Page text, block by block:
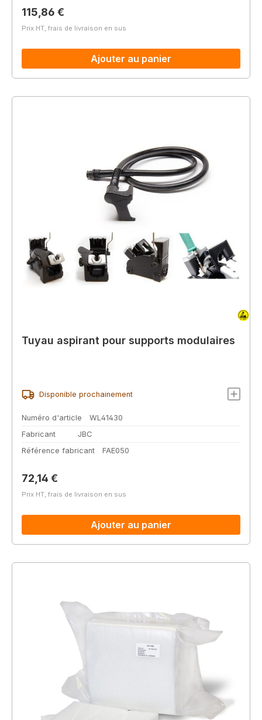
Prix régulier :
115,86 €
Prix HT, frais de livraison en sus
Ajouter au panier
Tuyau aspirant pour supports modulaires
Disponible prochainement
Numéro d'article
WL41430
Fabricant
JBC
Référence fabricant
FAE050
Prix régulier :
72,14 €
Prix HT, frais de livraison en sus
Ajouter au panier